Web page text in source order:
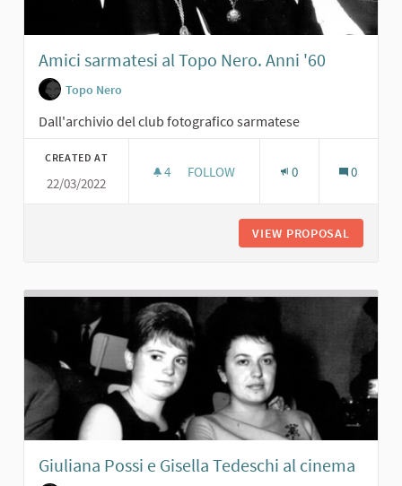
Amici sarmatesi al Topo Nero. Anni '60
Topo Nero
Dall'archivio del club fotografico sarmatese
CREATED AT
22/03/2022
4 4 FOLLOWERS
FOLLOW 0 0
VIEW PROPOSAL
Giuliana Possi e Gisella Tedeschi al cinema